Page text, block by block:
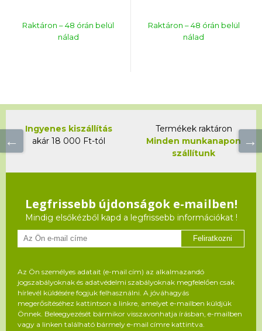
Raktáron – 48 órán belül
nálad
Raktáron – 48 órán belül
nálad
Ingyenes kiszállítás
akár 18 000 Ft-tól
Termékek raktáron
Minden munkanapon
szállítunk
Legfrissebb újdonságok e-mailben!
Mindig elsőkézből kapd a legfrissebb információkat !
Feliratkozni
Az Ön személyes adatait (e-mail cím) az alkalmazandó
jogszabályoknak és adatvédelmi szabályoknak megfelelően csak
hírlevél küldésére fogjuk felhasználni. A jóváhagyás
megerősítéséhez kattintson a linkre, amelyet e-mailben küldjük
Önnek. Beleegyezését bármikor visszavonhatja írásban, e-mailben
vagy a linken található bármely e-mail címre kattintva.